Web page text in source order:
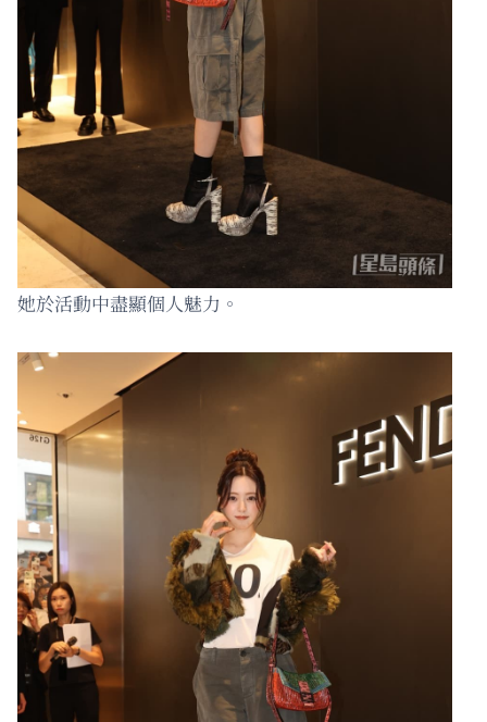
她於活動中盡顯個人魅力。